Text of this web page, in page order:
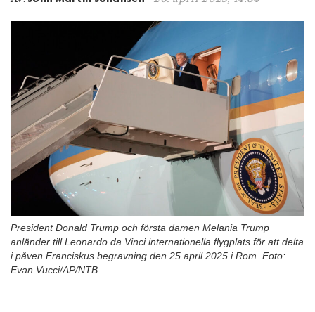
President Donald Trump och första damen Melania Trump
anländer till Leonardo da Vinci internationella flygplats för att delta
i påven Franciskus begravning den 25 april 2025 i Rom. Foto:
Evan Vucci/AP/NTB